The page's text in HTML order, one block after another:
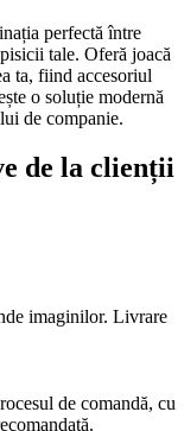
perfectă între
tale. Oferă joacă
ta, fiind accesoriul
o soluție modernă
de companie.
de la clienții
imaginilor. Livrare
de comandă, cu